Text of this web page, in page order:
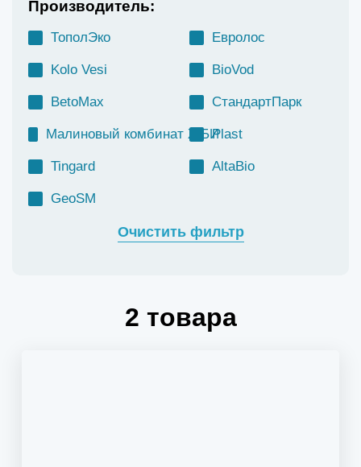
Производитель:
ТополЭко Евролос
Kolo Vesi BioVod
BetoMax СтандартПарк
Малиновый комбинат ЖБИPlast
Tingard AltaBio
GeoSM
Очистить фильтр
2 товара